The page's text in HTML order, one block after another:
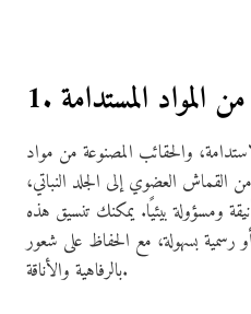
المواد المستدامة
نحو الاستدامة، والحقائب المصنوعة من مواد
القماش العضوي إلى الجلد النباتي،
ومسؤولة بيئيًا. يمكنك تنسيق هذه
بسهولة، مع الحفاظ على شعور
بالرفاهية والأناقة.